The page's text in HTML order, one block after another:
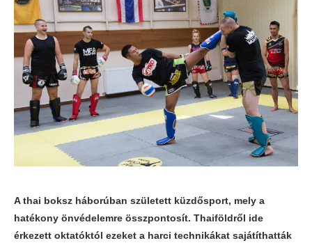
A thai boksz háborúban született küzdősport, mely a
hatékony önvédelemre összpontosít. Thaiföldről ide
érkezett oktatóktól ezeket a harci technikákat sajátíthatták